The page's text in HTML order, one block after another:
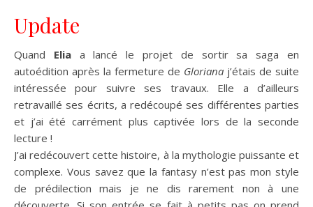
Update
Quand Eliaa lancé le projet de sortir sa saga en
autoédition après la fermeture de Gloriana j’étais de suite
intéressée pour suivre ses travaux. Elle a d’ailleurs
retravaillé ses écrits, a redécoupé ses différentes parties
et j’ai été carrément plus captivée lors de la seconde
lecture !
J’ai redécouvert cette histoire, à la mythologie puissante et
complexe. Vous savez que la fantasy n’est pas mon style
de prédilection mais je ne dis rarement non à une